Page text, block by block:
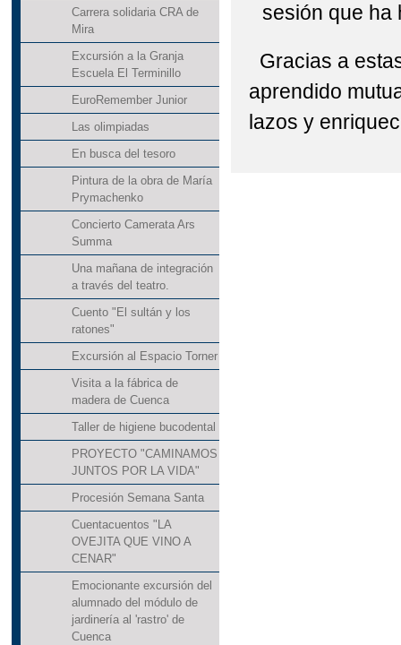
Carrera solidaria CRA de
Mira
Excursión a la Granja
Escuela El Terminillo
EuroRemember Junior
Las olimpiadas
En busca del tesoro
Pintura de la obra de María
Prymachenko
Concierto Camerata Ars
Summa
Una mañana de integración
a través del teatro.
Cuento "El sultán y los
ratones"
Excursión al Espacio Torner
Visita a la fábrica de
madera de Cuenca
Taller de higiene bucodental
PROYECTO "CAMINAMOS
JUNTOS POR LA VIDA"
Procesión Semana Santa
Cuentacuentos "LA
OVEJITA QUE VINO A
CENAR"
Emocionante excursión del
alumnado del módulo de
jardinería al 'rastro' de
Cuenca
sesión
Gracias a
aprendido
lazos y